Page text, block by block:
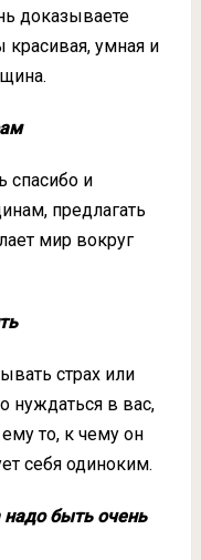
доказываете
умная и
спасибо и
предлагать
мир вокруг
страх или
нуждаться в вас,
то, к чему он
себя одиноким.
надо быть очень